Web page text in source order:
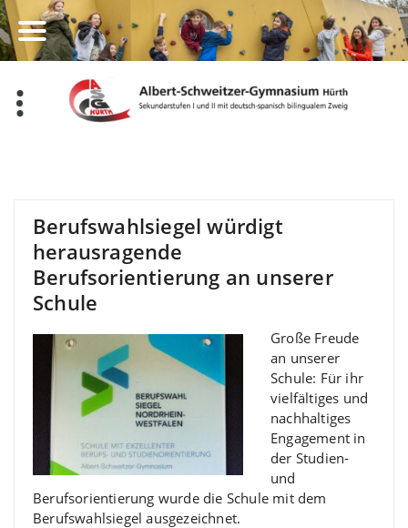
Zum
Inhalt
springen
Berufswahlsiegel würdigt
herausragende
Berufsorientierung an unserer
Schule
Große Freude
an unserer
Schule: Für ihr
vielfältiges und
nachhaltiges
Engagement in
der Studien-
und
Berufsorientierung wurde die Schule mit dem
Berufswahlsiegel ausgezeichnet.